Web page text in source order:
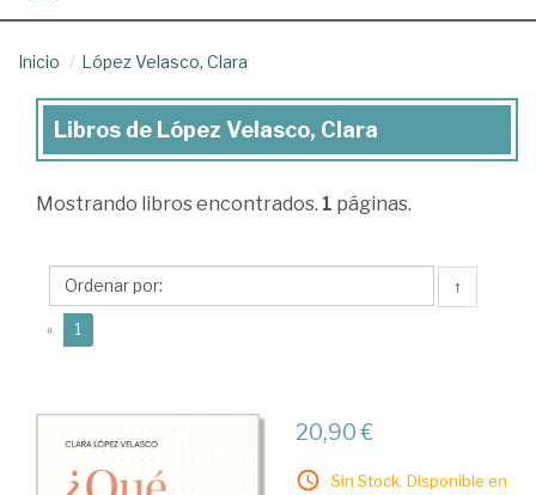
Inicio López Velasco, Clara
Libros
López
Clara
Libros de López Velasco, Clara
Mostrando libros encontrados. 1 páginas.
↑
« 1
20,90 €
Sin Stock. Disponible en